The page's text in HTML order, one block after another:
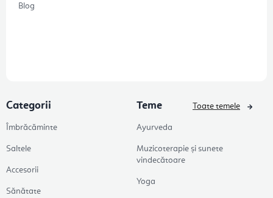
Blog
Categorii
Îmbrăcăminte
Saltele
Accesorii
Sănătate
Teme
Ayurveda
Muzicoterapie și sunete
vindecătoare
Yoga
Toate temele